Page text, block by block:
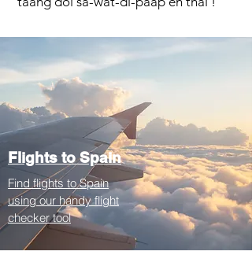
Flights to Spain
Find flights to Spain
using our handy flight
checker tool